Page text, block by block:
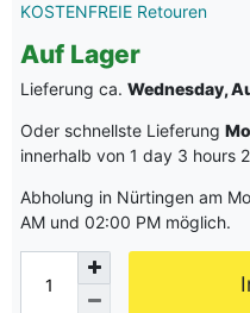
KOSTENFREIE Retouren
Auf Lager
Lieferung ca. Wednesday,
Oder schnellste Lieferung
innerhalb von 1 day 3 hours
Abholung in Nürtingen am
AM und 02:00 PM möglich.